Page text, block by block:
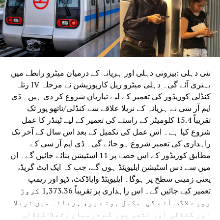
اعلانات کر چکی ہے۔اس موقع پر دہلی کانگریس کے صدر
دیویندر یادو نے کہا کہ خواتین پر مہنگائی کا شدید اثر ہوا ہے،
جس کے پیش نظر ’مہنگائی مکتی یوجنا‘ متعارف کرائی گئی
ہے۔ اس اسکیم کے تحت ہر خاندان کو مفت راشن کٹ دی
جائے گی جس میں 5 کلو چاول، 2 کلو چینی، ایک لیٹر تیل، 6 کلو
دال اور 250 گرام چائے کی پتی شامل ہوگی۔انہوں نے کہا کہ
پچھلے دس برسوں میں مہنگائی نے غریب خاندانوں کی زندگی
مشکل بنا دی ہے۔ یہ اقدامات خواتین کو گھریلو مسائل سے آزاد
کر کے بچوں کی تعلیم اور خاندان کی ترقی پر توجہ مرکوز کرنے
کا موقع فراہم کریں گے۔اس موقع پر تلنگانہ کے وزیر اعلیٰ
ریونت ریڈی بھی موجود تھے۔ انہوں نے پریس کانفرنس میں
وزیر اعلیٰ کیجریوال اور وزیر اعظم مودی کو نشانہ بناتے ہوئے
کہا کہ مودی اور کیجریوال میں کوئی فرق نہیں ہے، صرف نام
کا فرق ہے۔ دہلی کو بہتر بنانا ہے تو کانگریس کی حکومت بنانا
ضروری ہے۔کانگریس نے دعویٰ کیا کہ جہاں عام آدمی پارٹی
200 یونٹ مفت بجلی فراہم کرتی ہے، وہاں کانگریس 300
یونٹ بجلی مفت دے گی۔ اس موقع پر پردیش کانگریس انچارج
قاضی نظام الدین اور دیگر رہنما بھی موجود تھے۔
نئی دہلی :بیرونی دہلی اور ہریانہ کے درمیان میٹرو رابطے میں
بہتری آئے گی۔ دہلی میٹرو ریل کارپوریشن نے مرحلہ IV رتلہ
کنڈلی کوریڈور کی تعمیر کے لیے تیاریاں شروع کر دی ہیں۔ ڈی
ایم آر سی نے ہریانہ کے نریلا علاقے سے کنڈلی/ناتھو پور تک
تقریباً 15.4 کلومیٹر کے راستے کی تعمیر کے لیے ٹینڈر کا عمل
شروع کیا ہے۔ اس عمل کی تکمیل کے بعد اس سال کے آخر تک
راہداری کی تعمیر شروع ہو جائے گی۔ ڈی ایم آر سی کے
مطابق کوریڈور کے اس حصے پر 11 اسٹیشن بنائے جائیں گے۔ ان
میں سے دس اسٹیشن ایلیویٹڈ ہوں گے، جب کہ ایک ایٹ گریڈ،
یعنی زمینی سطح پر ہوگا۔ ایلیویٹڈ وایاڈکٹ، ڈپو اور ریمپ
تعمیر کیے جائیں گے۔ اس راہداری پر تقریباً 1,373.36 کروڑ
روپے لاگت آئے گی۔مکمل ہونے پر، ہریانہ میں نریلا
اور کنڈلی اور نتھو پور کے درمیان رتھلا-کنڈلی